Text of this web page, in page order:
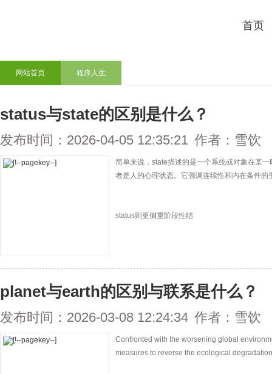
首页
网站首页 程序人生
status与state的区别是什么？
发布时间：2026-04-05 12:35:21 作者：雪饮
简单来说，state描述的是一个系统或对象在某
者是人的心理状态。它强调连续性和内在条件的
status则更侧重阶段性结
planet与earth的区别与联系是什么？
发布时间：2026-03-08 12:24:34 作者：雪饮
Confronted with the worsening global
measures to reverse the ecological